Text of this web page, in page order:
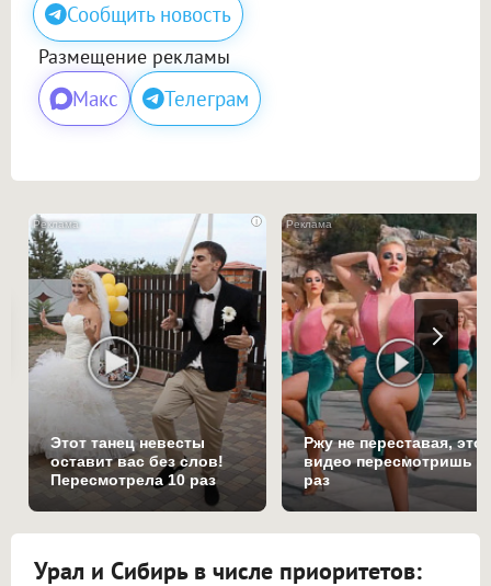
Сообщить новость
Размещение рекламы
Макс Телеграм
i
Этот танец невесты
оставит вас без слов!
Пересмотрела 10 раз
Ржу не переставая, это
видео пересмотришь
раз
Урал и Сибирь в числе приоритетов: